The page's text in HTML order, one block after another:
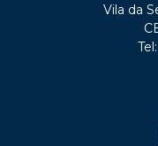
Vila da